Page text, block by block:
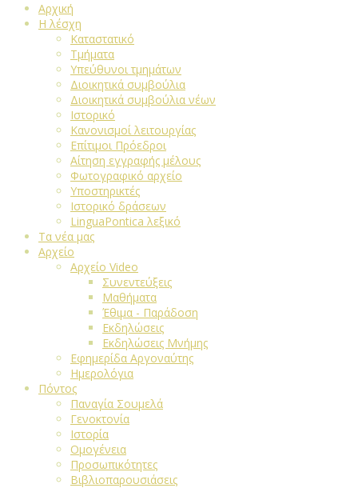
Αρχική
Η λέσχη
Καταστατικό
Τμήματα
Υπεύθυνοι τμημάτων
Διοικητικά συμβούλια
Διοικητικά συμβούλια νέων
Ιστορικό
Κανονισμοί λειτουργίας
Επίτιμοι Πρόεδροι
Αίτηση εγγραφής μέλους
Φωτογραφικό αρχείο
Υποστηρικτές
Ιστορικό δράσεων
LinguaPontica λεξικό
Τα νέα μας
Αρχείο
Αρχείο Video
Συνεντεύξεις
Μαθήματα
Έθιμα - Παράδοση
Εκδηλώσεις
Εκδηλώσεις Μνήμης
Εφημερίδα Αργοναύτης
Ημερολόγια
Πόντος
Παναγία Σουμελά
Γενοκτονία
Ιστορία
Ομογένεια
Προσωπικότητες
Βιβλιοπαρουσιάσεις